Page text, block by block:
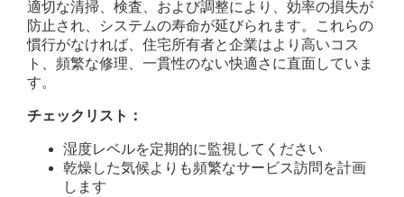
適切な清掃、検査、および調整により、効率の損失が
防止され、システムの寿命が延びられます。これらの
慣行がなければ、住宅所有者と企業はより高いコス
ト、頻繁な修理、一貫性のない快適さに直面していま
す。
チェックリスト：
湿度レベルを定期的に監視してください
乾燥した気候よりも頻繁なサービス訪問を計画
します